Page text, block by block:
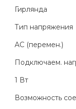
Гирлянда
Тип напряжения
AC (перемен.)
Подключаем.
1 Вт
Возможность